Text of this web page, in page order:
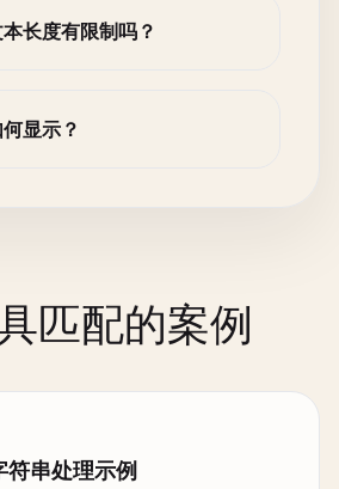
长度有限制吗？
显示？
匹配的案例
串处理示例